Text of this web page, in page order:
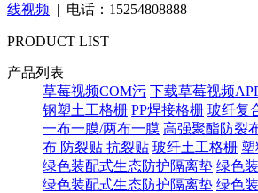
线视频 | 电话：15254808888
PRODUCT LIST
产品列表
草莓视频COM污 下载草莓视频
钢塑土工格栅 PP焊接格栅 玻纤复
一布一膜/两布一膜 高强聚酯防裂
布 防裂贴 抗裂贴 玻纤土工格栅
绿色装配式生态防护隔离垫 绿色
绿色装配式生态防护隔离垫 绿色